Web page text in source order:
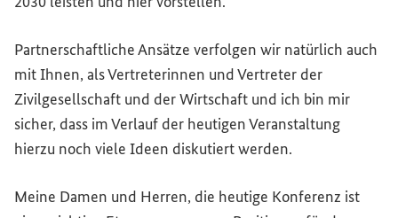
Partnerschaftliche Ansätze verfolgen wir natürlich auch
mit Ihnen, als Vertreterinnen und Vertreter der
Zivilgesellschaft und der Wirtschaft und ich bin mir
sicher, dass im Verlauf der heutigen Veranstaltung
hierzu noch viele Ideen diskutiert werden.
Meine Damen und Herren, die heutige Konferenz ist